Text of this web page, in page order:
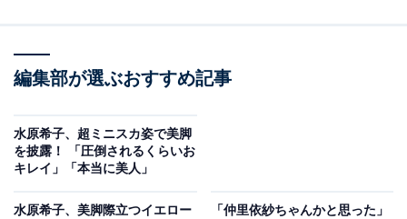
編集部が選ぶおすすめ記事
水原希子、超ミニスカ姿で美脚
を披露！ 「圧倒されるくらいお
キレイ」「本当に美人」
水原希子、美脚際立つイエロー
「仲里依紗ちゃんかと思った」